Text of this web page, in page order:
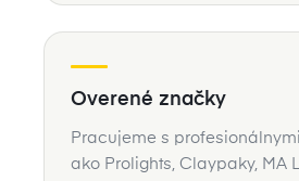
Overené značky
Pracujeme s
ako Prolights, Claypaky, MA